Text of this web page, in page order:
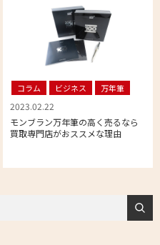
コラム ビジネス 万年筆
2023.02.22
モンブラン万年筆の高く売るなら
買取専門店がおススメな理由